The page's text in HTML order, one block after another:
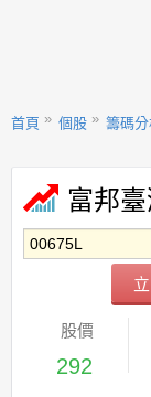
首頁 個股 籌碼
富邦
股價
292